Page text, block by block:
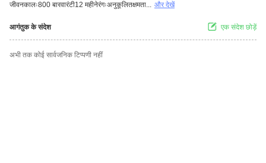
जीवनकालः800 बारवारंटी12 महीनेरंगःअनुकूलितक्षमता... और देखें
आगंतुक के संदेश एक संदेश छोड़ें
अभी तक कोई सार्वजनिक टिप्पणी नहीं